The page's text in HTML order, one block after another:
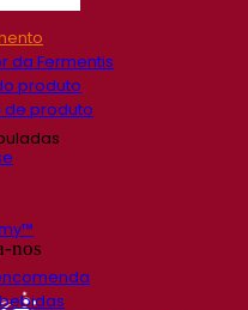
da Fermentis
produto
de produto
nos